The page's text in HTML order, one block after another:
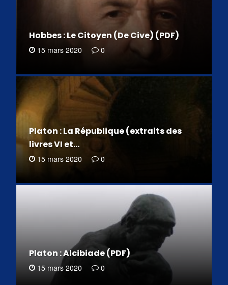
Hobbes : Le Citoyen (De Cive) (PDF)
15 mars 2020 0
Platon : La République (extraits des
livres VI et…
15 mars 2020 0
Platon : Alcibiade (PDF)
15 mars 2020 0